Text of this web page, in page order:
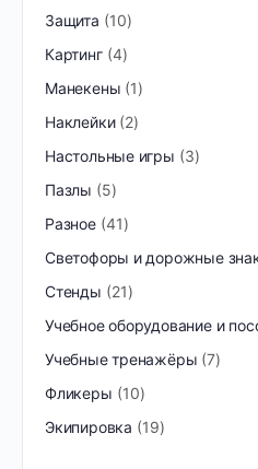
Защита
10
Картинг 4
Манекены 1
Наклейки 2
Настольные игры
3
Пазлы
5
Разное 41
Светофоры и дорожные
Стенды
21
Учебное оборудование и
Учебные тренажёры 7
Фликеры
10
Экипировка
19